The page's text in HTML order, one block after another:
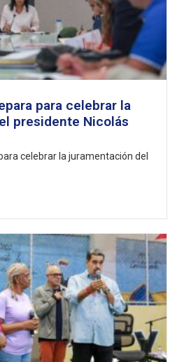
para celebrar la
presidente Nicolás
celebrar la juramentación del